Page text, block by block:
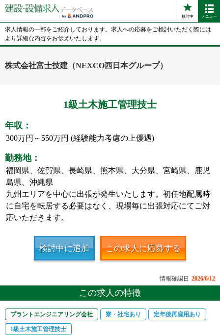
検討中 メニュー
求人情報の一部をご紹介しております。求人への応募をご検討いただく際には
より詳細な内容をお伝えいたします。
株式会社富士技建（NEXCO西日本グループ）
1級土木施工管理技士
年収：
300万円～550万円 (経験能力考慮の上優遇)
勤務地：
福岡県、佐賀県、長崎県、熊本県、大分県、宮崎県、鹿児
島県、沖縄県
九州エリアを中心に出張が発生いたします。初任地配属時
に自宅を転居する必要はなく、現場毎に出張対応にてご対
応いただきます。
検討中に追加 この求人に応募する
情報確認日 2026/6/12
この求人の特徴
プラントエンジニアリング会社 寮・社宅あり 定年後再雇用あり
1級土木施工管理技士